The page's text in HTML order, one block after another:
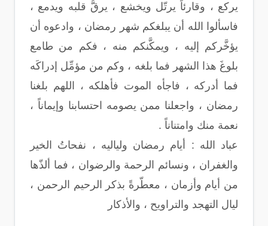
يركع ، وقارئاً يرتّل ويخشع ، يرقُّ قلبه ويدمع ،
فاسألوا الله أن يبلغكم شهر رمضان ، وادعوه أن
يؤخَّركم إليه ، ويمكَّنكم منه ، فكم من طامع
بلوغَ هذا الشهر فما بلغه ، وكم من مؤمِّل إدراكَه
فما أدركه ، فاجأه الموت فأهلكه ، اللهم بلغنا
رمضان ، واجعلنا ممن يصومه احتسابنا وإيماناً ،
نعمة منك وامتناناً .
عباد الله : أيام رمضان ولياليه ، نفحاتُ الخير
والغفران ، ونسائم الرحمة والرضوان ، فما ألذّها
من أيام وأزمان ، معطّرةً بذكر الرحيم الرحمن ،
ليال التهجد والتراويح ، والأذكار